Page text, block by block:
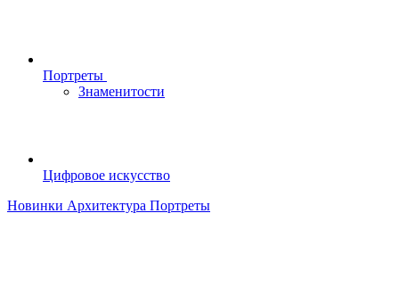
Портреты
Знаменитости
Цифровое искусство
Новинки Архитектура Портреты